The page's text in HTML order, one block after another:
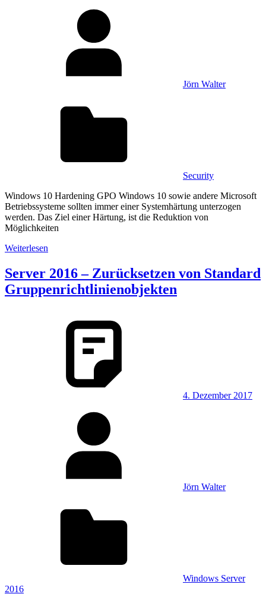
Jörn Walter
Security
Windows 10 Hardening GPO Windows 10 sowie andere Microsoft
Betriebssysteme sollten immer einer Systemhärtung unterzogen
werden. Das Ziel einer Härtung, ist die Reduktion von
Möglichkeiten
Weiterlesen
Server 2016 – Zurücksetzen von Standard
Gruppenrichtlinienobjekten
4. Dezember 2017
Jörn Walter
Windows Server
2016